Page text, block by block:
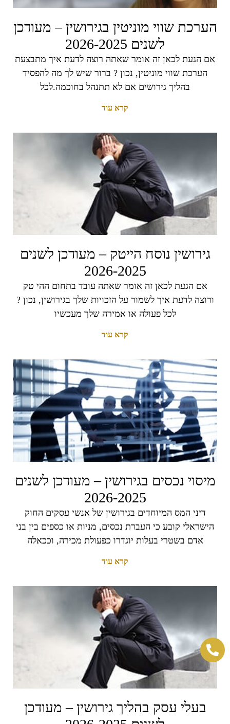
הערכת שווי מוניטין בגירושין – מעודכן
לשנים 2026-2025
אם הגעת לכאן זה אומר שאתה רוצה לדעת איך מתבצעת
הערכת שווי מוניטין, נכון ? ברור שיש לך מה להפסיד
בהליך גירושים אם לא תתנהל בחוכמה.לכל
קרא עוד
גירושין נוסח הייטק – מעודכן לשנים
2026-2025
אם הגעת לכאן זה אומר שאתה עובד בתחום ההי טק
ורוצה לדעת איך לשמור על הזכויות שלך בגירושין, נכון ?
לכל פעולה או אמירה שלך מעכשיו
קרא עוד
מיסוי נכסים בגירושין – מעודכן לשנים
2026-2025
דיני המס המיוחדים בגירושין של אנשי עסקים החוק
הישראלי קובע כי העברת נכסים, מניות או כספים בין בני
אדם בשטרי בעלות יוגדרו כפעולת מכירה, וככאלה
קרא עוד
בעלי עסק בהליך גירושין – מעודכן